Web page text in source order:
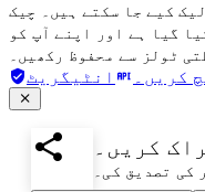
کیے جا سکتے ہیں۔ چیک
گیا ہے اور اپنے آپ کو
ٹولز سے محفوظ رکھیں۔
کریں۔
کریں۔
کی تصدیق کی۔